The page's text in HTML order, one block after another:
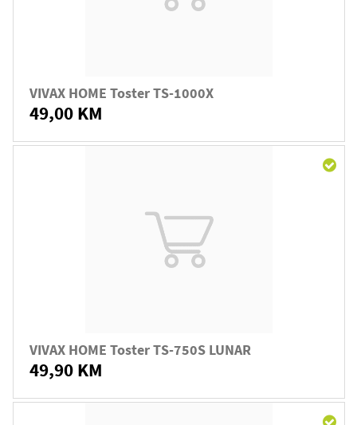
VIVAX HOME Toster TS-1000X
49,00 KM
VIVAX HOME Toster TS-750S LUNAR
49,90 KM